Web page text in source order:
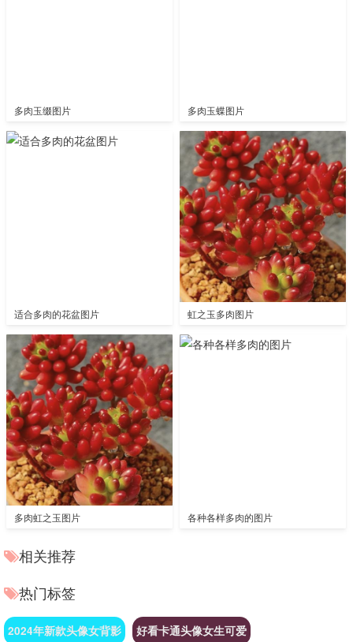
多肉玉缀图片 多肉玉蝶图片
适合多肉的花盆图片 虹之玉多肉图片
多肉虹之玉图片 各种各样多肉的图片
相关推荐
热门标签
2024年新款头像女背影 好看卡通头像女生可爱